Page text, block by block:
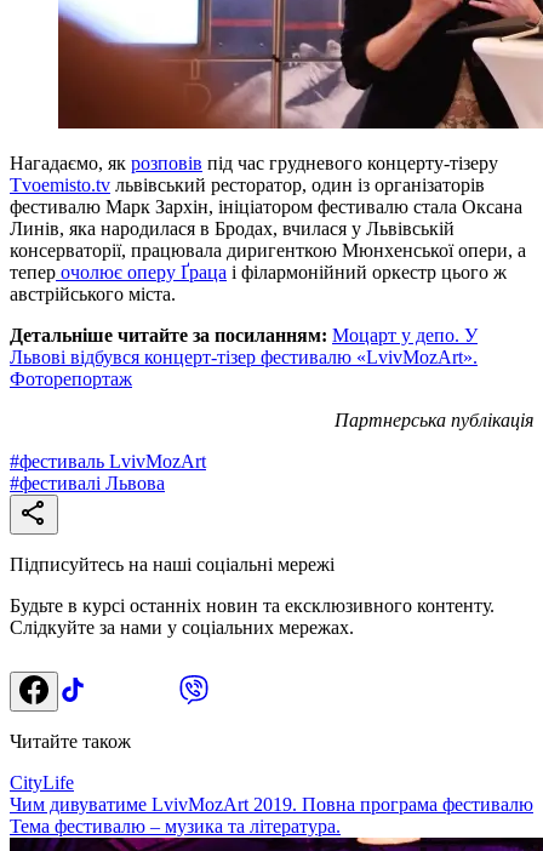
Нагадаємо, як розповів під час грудневого концерту-тізеру
Tvoemisto.tv львівський ресторатор, один із організаторів
фестивалю Марк Зархін, ініціатором фестивалю стала Оксана
Линів, яка народилася в Бродах, вчилася у Львівській
консерваторії, працювала диригенткою Мюнхенської опери, а
тепер очолює оперу Ґраца і філармонійний оркестр цього ж
австрійського міста.
Детальніше читайте за посиланням: Моцарт у депо. У
Львові відбувся концерт-тізер фестивалю «LvivMozArt».
Фоторепортаж
Партнерська публікація
#фестиваль LvivMozArt
#фестивалі Львова
Підписуйтесь на наші соціальні мережі
Будьте в курсі останніх новин та ексклюзивного контенту.
Слідкуйте за нами у соціальних мережах.
Читайте також
CityLife
Чим дивуватиме LvivMozArt 2019. Повна програма фестивалю
Тема фестивалю – музика та література.